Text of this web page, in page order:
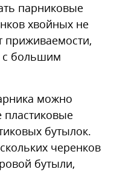
парниковые
хвойных не
с большим
можно
пластиковые
бутылок.
черенков
бутыли,